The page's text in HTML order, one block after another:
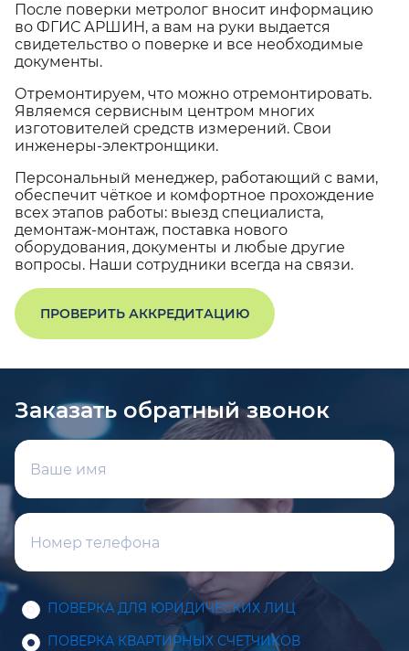
После поверки метролог вносит информацию
во ФГИС АРШИН, а вам на руки выдается
свидетельство о поверке и все необходимые
документы.
Отремонтируем, что можно отремонтировать.
Являемся сервисным центром многих
изготовителей средств измерений. Свои
инженеры-электронщики.
Персональный менеджер, работающий с вами,
обеспечит чёткое и комфортное прохождение
всех этапов работы: выезд специалиста,
демонтаж-монтаж, поставка нового
оборудования, документы и любые другие
вопросы. Наши сотрудники всегда на связи.
ПРОВЕРИТЬ АККРЕДИТАЦИЮ
Заказать обратный звонок
ПОВЕРКА ДЛЯ ЮРИДИЧЕСКИХ ЛИЦ
ПОВЕРКА КВАРТИРНЫХ СЧЕТЧИКОВ